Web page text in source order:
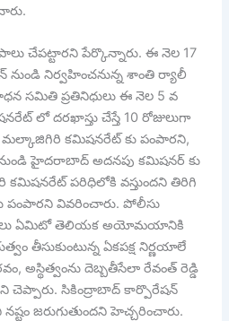
చేపట్టారని పేర్కొన్నారు. ఈ నెల 17
నుండి నిర్వహించనున్న శాంతి ర్యాలీ
సమితి ప్రతినిధులు ఈ నెల 5 వ
లో దరఖాస్తు చేస్తే 10 రోజులుగా
కమిషనరేట్ కు పంపారని,
హైదరాబాద్ అదనపు కమిషనర్ కు
కమిషనరేట్ పరిధిలోకి వస్తుందని తిరిగి
వివరించారు. పోలీసు
ఏమిటో తెలియక అయోమయానికి
తీసుకుంటున్న ఏకపక్ష నిర్ణయాలే
అస్థిత్వంను దెబ్బతీసేలా రేవంత్ రెడ్డి
చెప్పారు. సికింద్రాబాద్ కార్పొరేషన్
జరుగుతుందని హెచ్చరించారు.